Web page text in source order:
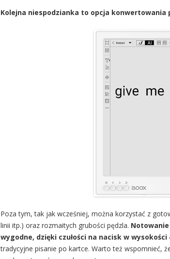
Kolejna niespodzianka to opcja konwertowania
Poza tym, tak jak wcześniej, można korzystać z
linii itp.) oraz rozmaitych grubości pędzla.
wygodne, dzięki czułości na nacisk w wysokości
tradycyjne pisanie po kartce. Warto też wspomnieć,